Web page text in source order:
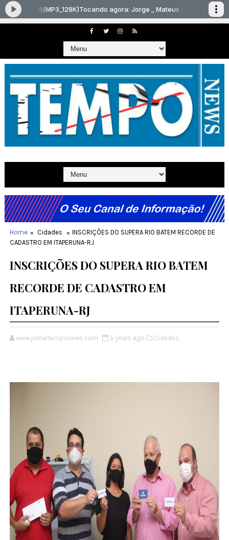
Home Cidades
INSCRIÇÕES DO SUPERA RIO BATEM RECORDE DE
CADASTRO EM ITAPERUNA-RJ
INSCRIÇÕES DO SUPERA RIO BATEM
RECORDE DE CADASTRO EM
ITAPERUNA-RJ
www.jornaltemponews.com 5 years ago Cidades,